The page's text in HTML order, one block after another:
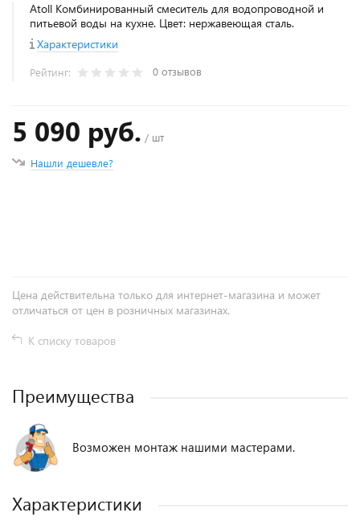
Atoll Комбинированный смеситель для водопроводной и
питьевой воды на кухне. Цвет: нержавеющая сталь.
Характеристики
Рейтинг: 0 отзывов
5 090 руб. / шт
Нашли дешевле?
Цена действительна только для интернет-магазина и может
отличаться от цен в розничных магазинах.
К списку товаров
Преимущества
Возможен монтаж нашими мастерами.
Характеристики